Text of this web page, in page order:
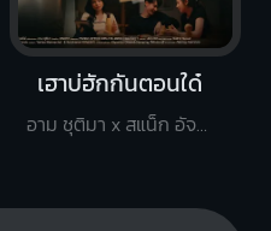
เฮาบ่ฮักกันตอนใด๋
อาม ชุติมา x สแน็ก อัจฉรีย์